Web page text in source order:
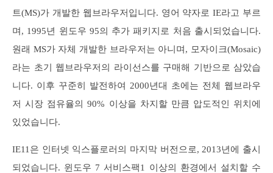
트(MS)가 개발한 웹브라우저입니다. 영어 약자로 IE라고 부르
며, 1995년 윈도우 95의 추가 패키지로 처음 출시되었습니다.
원래 MS가 자체 개발한 브라우저는 아니며, 모자이크(Mosaic)
라는 초기 웹브라우저의 라이선스를 구매해 기반으로 삼았습
니다. 이후 꾸준히 발전하여 2000년대 초에는 전체 웹브라우
저 시장 점유율의 90% 이상을 차지할 만큼 압도적인 위치에
있었습니다.
IE11은 인터넷 익스플로러의 마지막 버전으로, 2013년에 출시
되었습니다. 윈도우 7 서비스팩1 이상의 환경에서 설치할 수